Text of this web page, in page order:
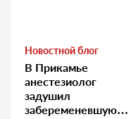
Новостной блог
В Прикамье
анестезиолог
задушил
забеременевшую